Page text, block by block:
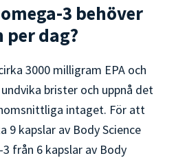
3 behöver
per dag?
3000 milligram EPA och
brister och uppnå det
intaget. För att
9 kapslar av Body Science
från 6 kapslar av Body